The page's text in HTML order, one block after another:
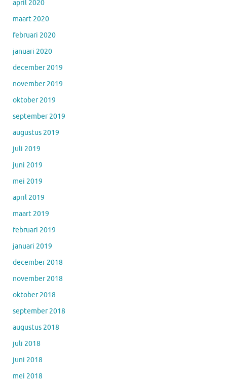
april 2020
maart 2020
februari 2020
januari 2020
december 2019
november 2019
oktober 2019
september 2019
augustus 2019
juli 2019
juni 2019
mei 2019
april 2019
maart 2019
februari 2019
januari 2019
december 2018
november 2018
oktober 2018
september 2018
augustus 2018
juli 2018
juni 2018
mei 2018